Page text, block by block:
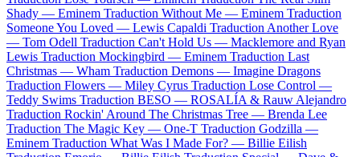
Shady — Eminem Traduction Without Me — Eminem Traduction
Someone You Loved — Lewis Capaldi Traduction Another Love
— Tom Odell Traduction Can't Hold Us — Macklemore and Ryan
Lewis Traduction Mockingbird — Eminem Traduction Last
Christmas — Wham Traduction Demons — Imagine Dragons
Traduction Flowers — Miley Cyrus Traduction Lose Control —
Teddy Swims Traduction BESO — ROSALÍA & Rauw Alejandro
Traduction Rockin' Around The Christmas Tree — Brenda Lee
Traduction The Magic Key — One-T Traduction Godzilla —
Eminem Traduction What Was I Made For? — Billie Eilish